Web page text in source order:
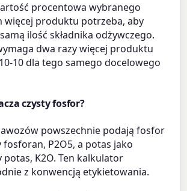
procentowa wybranego
więcej produktu potrzeba, aby
ilość składnika odżywczego.
dwa razy więcej produktu
10 dla tego samego docelowego
czysty fosfor?
powszechnie podają fosfor
P2O5, a potas jako
potas, K2O. Ten kalkulator
z konwencją etykietowania.